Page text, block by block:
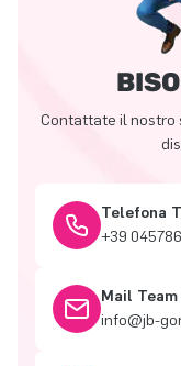
Contattate il nostro
Telefona
+39
Mail
info@jb-